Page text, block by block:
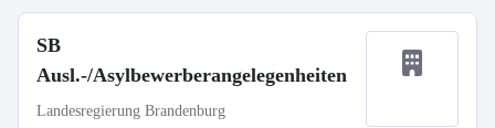
SB
Ausl.-/Asylbewerberangelegenheiten
Landesregierung Brandenburg